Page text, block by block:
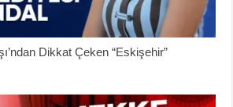
Dikkat Çeken “Eskişehir”